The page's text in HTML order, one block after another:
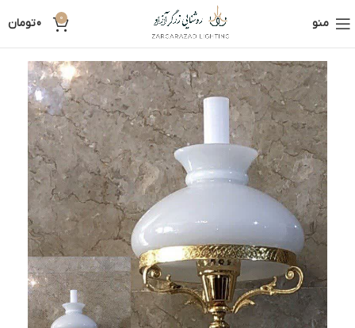
منو 0
0تومان